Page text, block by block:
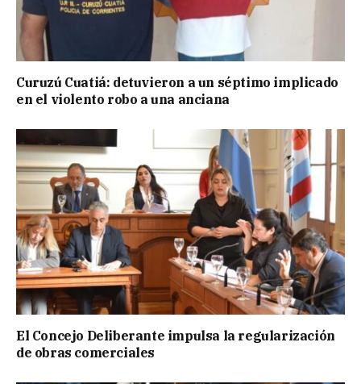
Curuzú Cuatiá: detuvieron a un séptimo implicado
en el violento robo a una anciana
El Concejo Deliberante impulsa la regularización
de obras comerciales